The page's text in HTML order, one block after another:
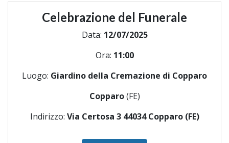
Celebrazione del Funerale
Data: 12/07/2025
Ora: 11:00
Luogo: Giardino della Cremazione di Copparo
Copparo(FE)
Indirizzo: Via Certosa 3 44034 Copparo (FE)